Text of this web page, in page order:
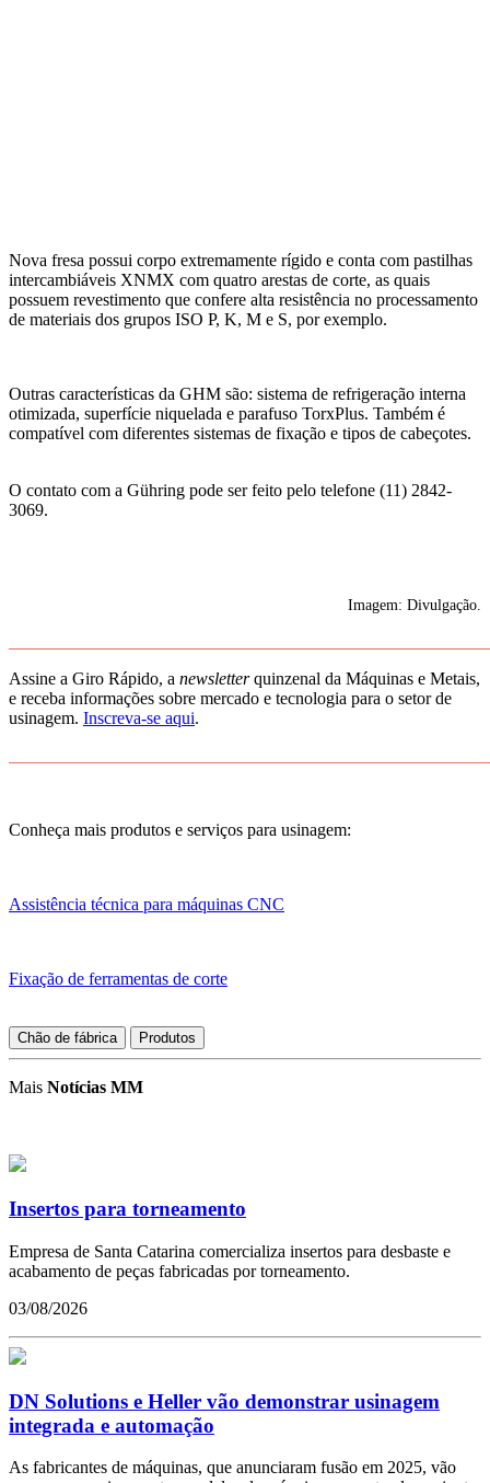
Nova fresa possui corpo extremamente rígido e conta com pastilhas
intercambiáveis XNMX com quatro arestas de corte, as quais
possuem revestimento que confere alta resistência no processamento
de materiais dos grupos ISO P, K, M e S, por exemplo.
Outras características da GHM são: sistema de refrigeração interna
otimizada, superfície niquelada e parafuso TorxPlus. Também é
compatível com diferentes sistemas de fixação e tipos de cabeçotes.
O contato com a Gühring pode ser feito pelo telefone (11) 2842-
3069.
Imagem: Divulgação.
Assine a Giro Rápido, a newsletterquinzenal da Máquinas e Metais,
e receba informações sobre mercado e tecnologia para o setor de
usinagem. Inscreva-se aqui.
Conheça mais produtos e serviços para usinagem:
Assistência técnica para máquinas CNC
Fixação de ferramentas de corte
Chão de fábrica Produtos
Mais Notícias MM
Insertos para torneamento
Empresa de Santa Catarina comercializa insertos para desbaste e
acabamento de peças fabricadas por torneamento.
03/08/2026
DN Solutions e Heller vão demonstrar usinagem
integrada e automação
As fabricantes de máquinas, que anunciaram fusão em 2025, vão